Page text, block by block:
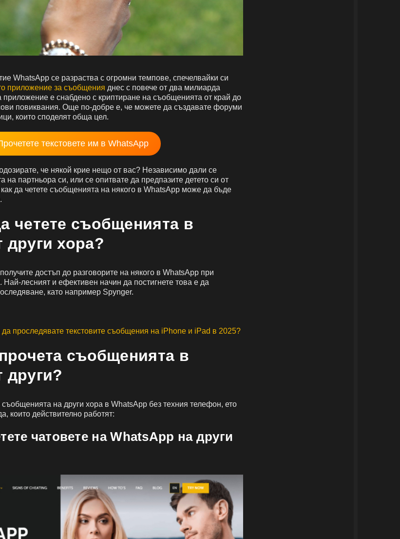
WhatsApp се разраства с огромни темпове, спечелвайки си
приложение за съобщения днес с повече от два милиарда
приложение е снабдено с криптиране на съобщенията от край до
повиквания. Още по-добре е, че можете да създавате форуми
които споделят обща цел.
текстовете им в WhatsApp
че някой крие нещо от вас? Независимо дали се
на партньора си, или се опитвате да предпазите детето си от
да четете съобщенията на някого в WhatsApp може да бъде
четете съобщенията в
други хора?
достъп до разговорите на някого в WhatsApp при
Най-лесният и ефективен начин да постигнете това е да
като например Spynger.
да проследявате текстовите съобщения на iPhone и iPad в 2025?
съобщенията в
други?
съобщенията на други хора в WhatsApp без техния телефон, ето
които действително работят:
чатовете на WhatsApp на други